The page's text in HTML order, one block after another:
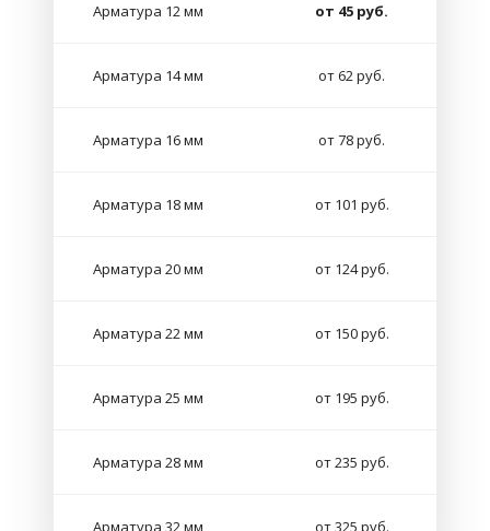
Арматура 12 мм от 45 руб.
Арматура 14 мм от 62 руб.
Арматура 16 мм от 78 руб.
Арматура 18 мм от 101 руб.
Арматура 20 мм от 124 руб.
Арматура 22 мм от 150 руб.
Арматура 25 мм от 195 руб.
Арматура 28 мм от 235 руб.
Арматура 32 мм от 325 руб.